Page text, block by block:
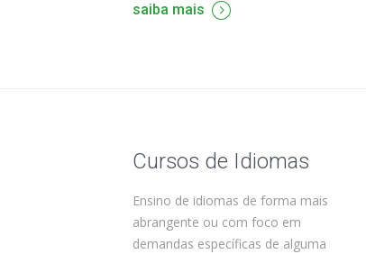
saiba mais
Cursos de Idiomas
Ensino de idiomas de forma mais
abrangente ou com foco em
demandas específicas de alguma